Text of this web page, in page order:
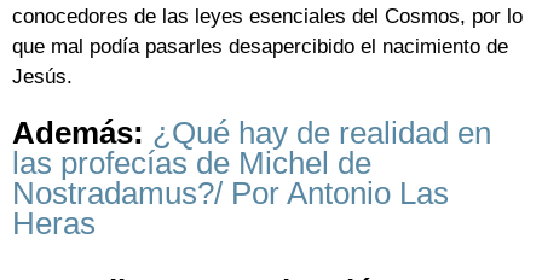
conocedores de las leyes esenciales del Cosmos, por lo
que mal podía pasarles desapercibido el nacimiento de
Jesús.
Además: ¿Qué hay de realidad en
las profecías de Michel de
Nostradamus?/ Por Antonio Las
Heras